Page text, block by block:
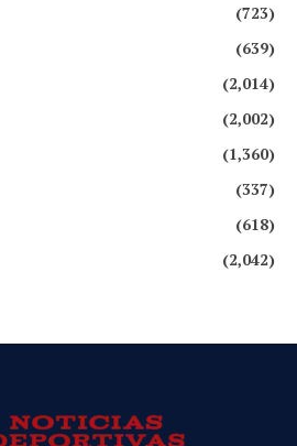
(723)
(639)
(2,014)
(2,002)
(1,360)
(337)
(618)
(2,042)